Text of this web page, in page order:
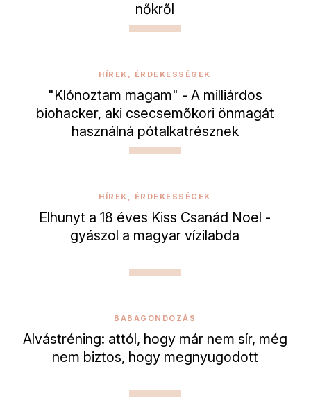
nőkről
HÍREK, ÉRDEKESSÉGEK
"Klónoztam magam" - A milliárdos
biohacker, aki csecsemőkori önmagát
használná pótalkatrésznek
HÍREK, ÉRDEKESSÉGEK
Elhunyt a 18 éves Kiss Csanád Noel -
gyászol a magyar vízilabda
BABAGONDOZÁS
Alvástréning: attól, hogy már nem sír, még
nem biztos, hogy megnyugodott